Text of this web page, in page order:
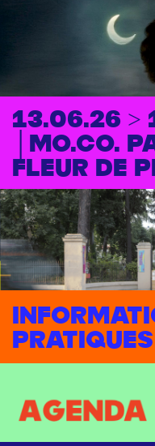
13.06.26 >
│MO.CO.
fleur de
pratiques